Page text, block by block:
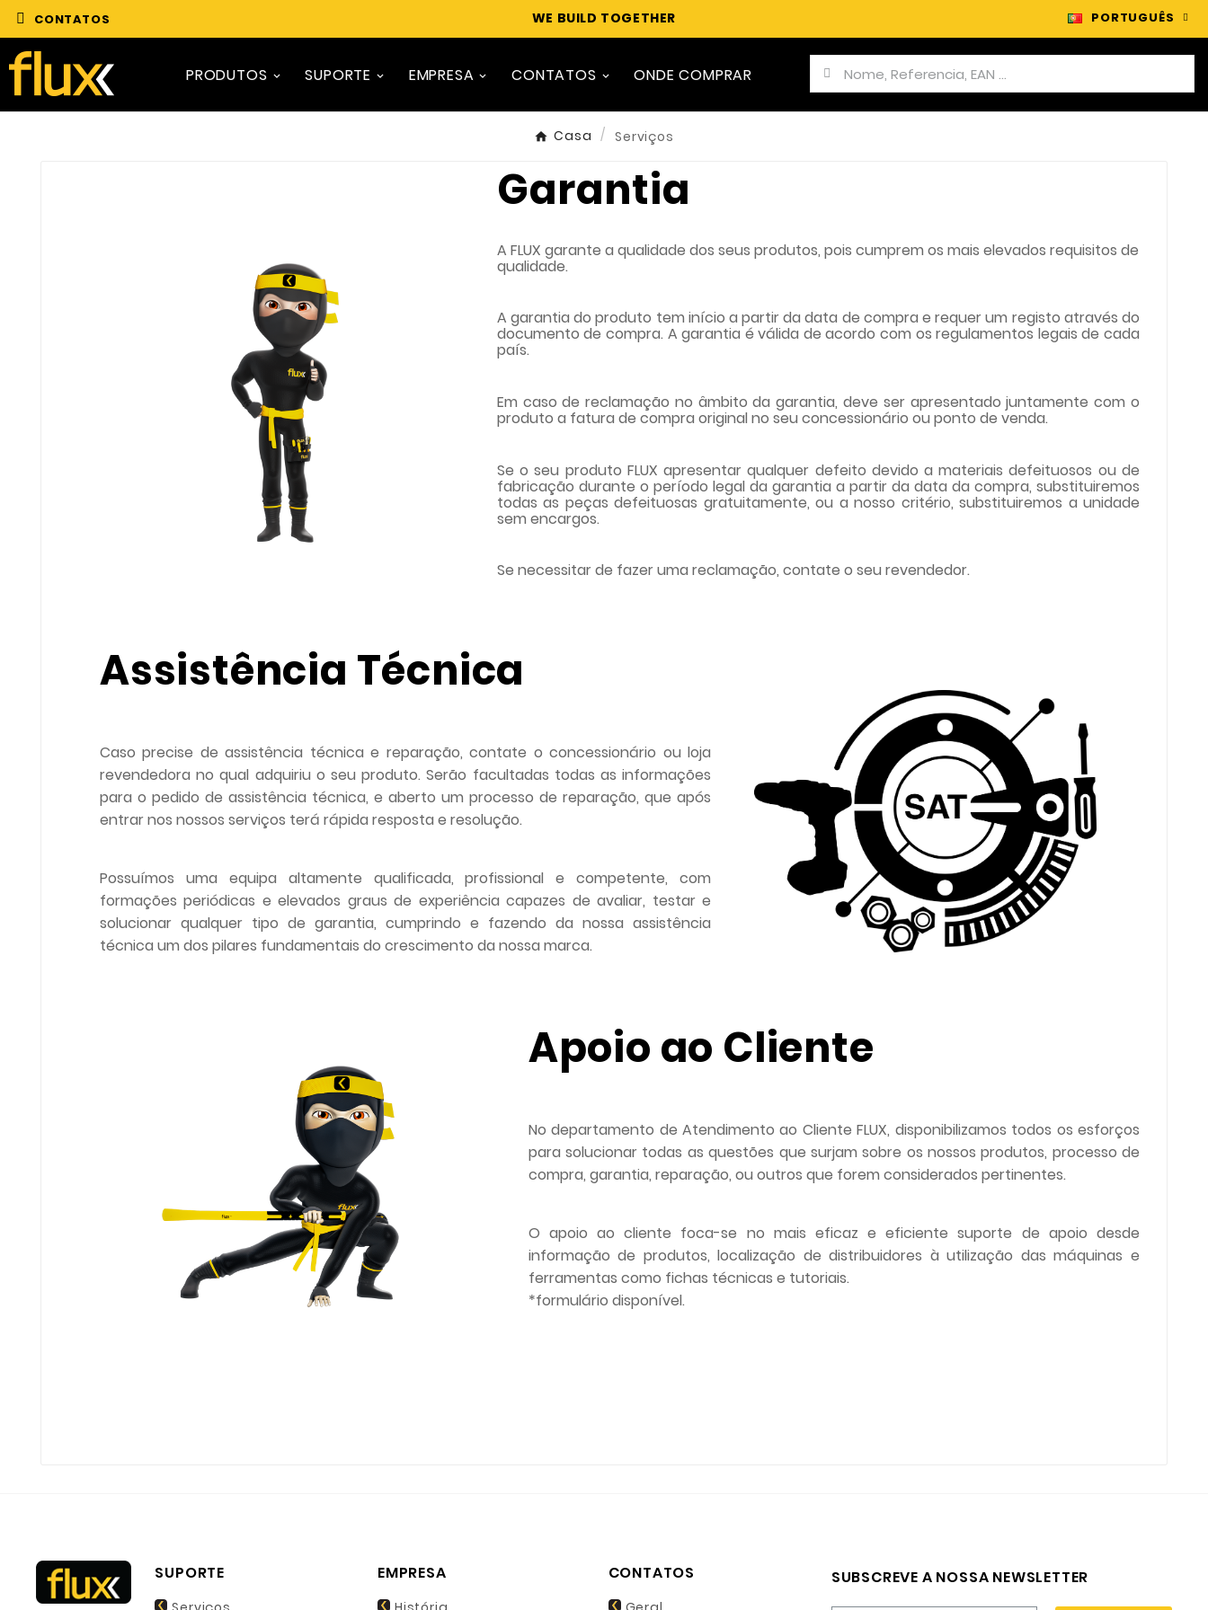
CONTATOS WE BUILD TOGETHER PORTUGUÊS
PRODUTOS SUPORTE EMPRESA CONTATOS ONDE COMPRAR
Casa Serviços
Garantia
A FLUX garante a qualidade dos seus produtos, pois cumprem os mais elevados requisitos de
qualidade.
A garantia do produto tem início a partir da data de compra e requer um registo através do
documento de compra. A garantia é válida de acordo com os regulamentos legais de cada
país.
Em caso de reclamação no âmbito da garantia, deve ser apresentado juntamente com o
produto a fatura de compra original no seu concessionário ou ponto de venda.
Se o seu produto FLUX apresentar qualquer defeito devido a materiais defeituosos ou de
fabricação durante o período legal da garantia a partir da data da compra, substituiremos
todas as peças defeituosas gratuitamente, ou a nosso critério, substituiremos a unidade
sem encargos.
Se necessitar de fazer uma reclamação, contate o seu revendedor.
Assistência Técnica
Caso precise de assistência técnica e reparação, contate o concessionário ou loja
revendedora no qual adquiriu o seu produto. Serão facultadas todas as informações
para o pedido de assistência técnica, e aberto um processo de reparação, que após
entrar nos nossos serviços terá rápida resposta e resolução.
Possuímos uma equipa altamente qualificada, profissional e competente, com
formações periódicas e elevados graus de experiência capazes de avaliar, testar e
solucionar qualquer tipo de garantia, cumprindo e fazendo da nossa assistência
técnica um dos pilares fundamentais do crescimento da nossa marca.
Apoio ao Cliente
No departamento de Atendimento ao Cliente FLUX, disponibilizamos todos os esforços
para solucionar todas as questões que surjam sobre os nossos produtos, processo de
compra, garantia, reparação, ou outros que forem considerados pertinentes.
O apoio ao cliente foca-se no mais eficaz e eficiente suporte de apoio desde
informação de produtos, localização de distribuidores à utilização das máquinas e
ferramentas como fichas técnicas e tutoriais.
*formulário disponível.
SUPORTE EMPRESA CONTATOS SUBSCREVE A NOSSA NEWSLETTER